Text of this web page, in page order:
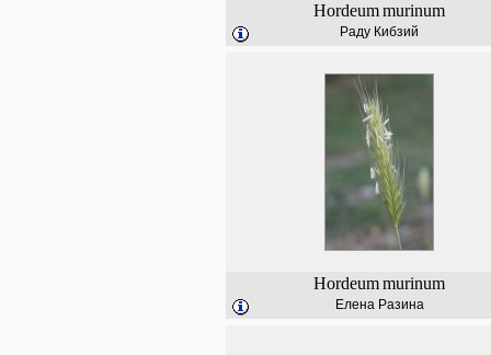
Hordeummurinum
Раду Кибзий
Hordeummurinum
Елена Разина